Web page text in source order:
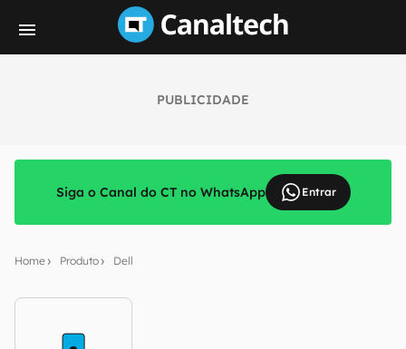
PUBLICIDADE
Siga o Canal do CT no WhatsApp Entrar
Home Produto Dell